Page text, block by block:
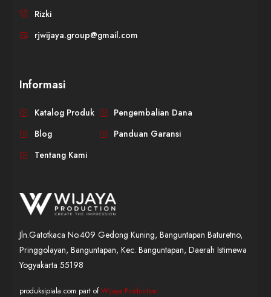
WIJAYA PRODUCTION
😊
Rizki
rjwijaya.group@gmail.com
Informasi
Katalog Produk
Blog
Tentang Kami
Pengembalian Dana
Panduan Garansi
Jln.Gatotkaca No.409 Gedong Kuning, Banguntapan Baturetno,
Pringgolayan, Banguntapan, Kec. Banguntapan, Daerah Istimewa
Yogyakarta 55198
produksipiala.com part ofWijaya Production